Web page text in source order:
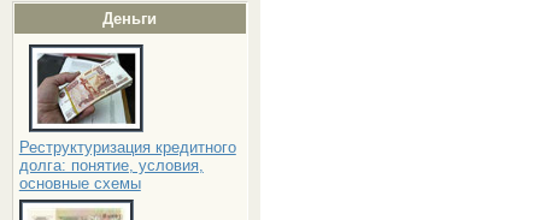
Деньги
Реструктуризация кредитного
долга: понятие, условия,
основные схемы